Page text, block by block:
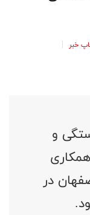
خبر
و
در